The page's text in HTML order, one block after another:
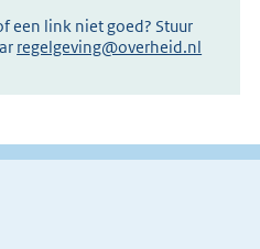
een link niet goed? Stuur
regelgeving@overheid.nl